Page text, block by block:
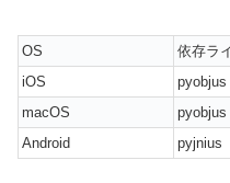
OS
依存ラ
iOS
pyobjus
macOS
pyobjus
Android
pyjnius